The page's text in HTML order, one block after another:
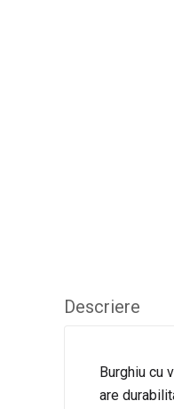
Descriere
Burghiu cu
are